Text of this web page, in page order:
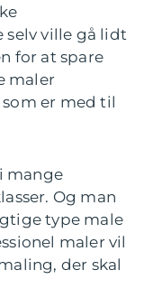
selv ville gå lidt
for at spare
maler
er med til
mange
Og man
type male
maler vil
der skal